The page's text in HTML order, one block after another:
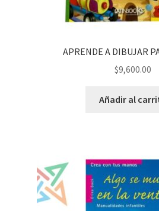
APRENDE A DIBUJAR
$9,600.00
Añadir al